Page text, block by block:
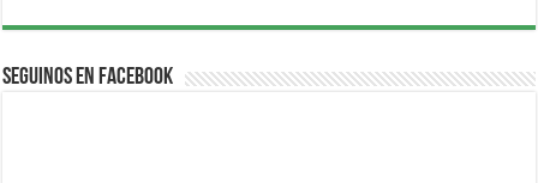
Seguinos en Facebook